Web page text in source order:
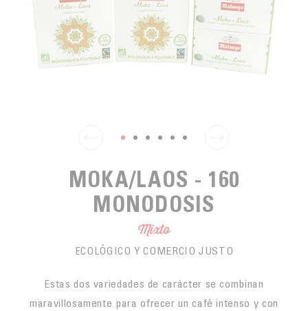
CAFÉS JUSTOS
ACCESORIOS PARA EL TÉ
PARA PICAR
PARA LLEVAR
GAMA BARISTA
BLOG CAFÉ
LA SOCIEDAD
MOKA/LAOS - 160
MONODOSIS
Mixto
ECOLÓGICO Y COMERCIO JUSTO
Estas dos variedades de carácter se combinan
maravillosamente para ofrecer un café intenso y con